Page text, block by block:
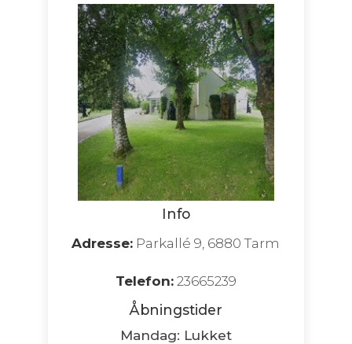
Info
Adresse: Parkallé 9, 6880 Tarm
Telefon:23665239
Åbningstider
Mandag: Lukket